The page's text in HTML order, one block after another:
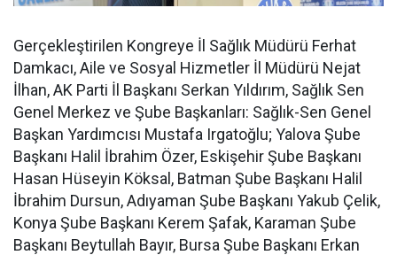
Gerçekleştirilen Kongreye İl Sağlık Müdürü Ferhat
Damkacı, Aile ve Sosyal Hizmetler İl Müdürü Nejat
İlhan, AK Parti İl Başkanı Serkan Yıldırım, Sağlık Sen
Genel Merkez ve Şube Başkanları: Sağlık-Sen Genel
Başkan Yardımcısı Mustafa Irgatoğlu; Yalova Şube
Başkanı Halil İbrahim Özer, Eskişehir Şube Başkanı
Hasan Hüseyin Köksal, Batman Şube Başkanı Halil
İbrahim Dursun, Adıyaman Şube Başkanı Yakub Çelik,
Konya Şube Başkanı Kerem Şafak, Karaman Şube
Başkanı Beytullah Bayır, Bursa Şube Başkanı Erkan